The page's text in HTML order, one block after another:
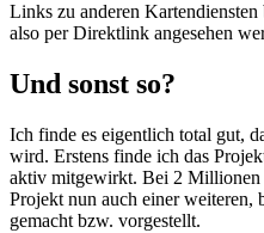
Links zu anderen
also per Direktlink angesehen
Und sonst so?
Ich finde es eigentlich total gut,
wird. Erstens finde ich das
aktiv mitgewirkt. Bei 2 Millionen
Projekt nun auch einer
gemacht bzw. vorgestellt.